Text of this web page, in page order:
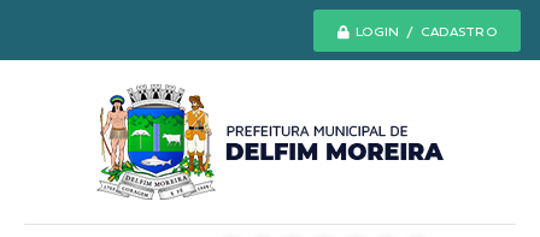
LOGIN / CADASTRO